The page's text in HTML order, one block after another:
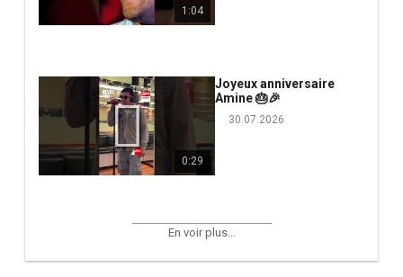
1:04
0:29
Joyeux anniversaire
Amine 🎂🎉
30.07.2026
En voir plus...